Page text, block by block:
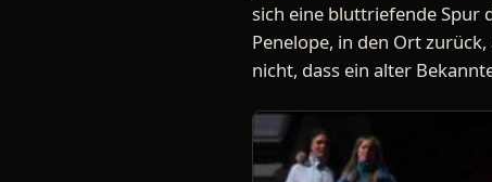
sich eine bluttriefende Spur
Penelope, in den Ort
nicht, dass ein alter